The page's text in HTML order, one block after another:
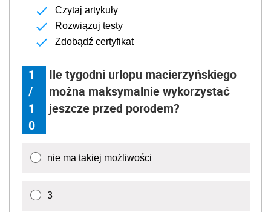
Czytaj artykuły
Rozwiązuj testy
Zdobądź certyfikat
1
/
1
0
Ile tygodni urlopu macierzyńskiego
można maksymalnie wykorzystać
jeszcze przed porodem?
nie ma takiej możliwości
3